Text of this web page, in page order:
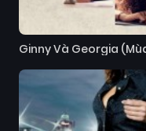
Ginny Và Georgia